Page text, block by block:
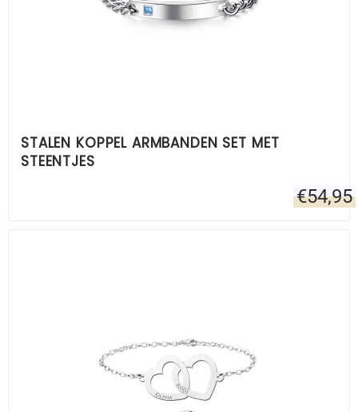
STALEN KOPPEL ARMBANDEN SET MET
STEENTJES
€54,95